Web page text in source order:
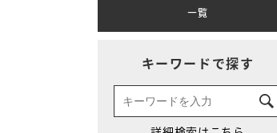
一覧
キーワードで探す